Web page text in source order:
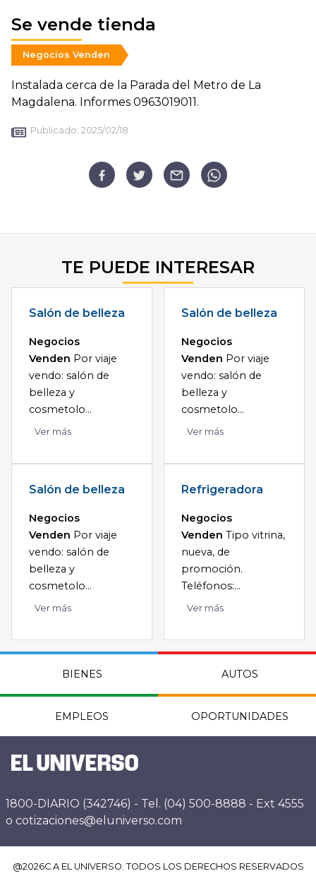
Se vende tienda
Negocios Venden
Instalada cerca de la Parada del Metro de La
Magdalena. Informes 0963019011.
Publicado: 2025/02/18
TE PUEDE INTERESAR
Salón de belleza
Negocios
Venden Por viaje
vendo: salón de
belleza y
cosmetolo...
Ver más
Salón de belleza
Negocios
Venden Por viaje
vendo: salón de
belleza y
cosmetolo...
Ver más
Salón de belleza
Negocios
Venden Por viaje
vendo: salón de
belleza y
cosmetolo...
Ver más
Refrigeradora
Negocios
Venden Tipo vitrina,
nueva, de
promoción.
Teléfonos:...
Ver más
BIENES AUTOS
EMPLEOS OPORTUNIDADES
1800-DIARIO (342746) - Tel. (04) 500-8888 - Ext 4555
o cotizaciones@eluniverso.com
@2026C.A EL UNIVERSO. TODOS LOS DERECHOS RESERVADOS